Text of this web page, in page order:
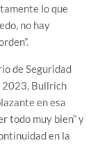
lo que
no hay
de Seguridad
2023, Bullrich
en esa
todo muy bien” y
en la